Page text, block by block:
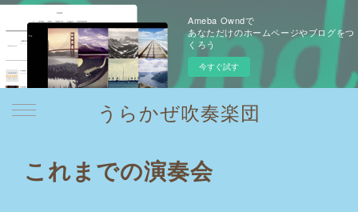
Ameba Owndで
あなただけのホームページやブログをつ
くろう
今すぐ試す
うらかぜ吹奏楽団
これまでの演奏会